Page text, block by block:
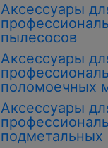
Аксессуары
пылесосов
Аксессуары
поломоечных
Аксессуары